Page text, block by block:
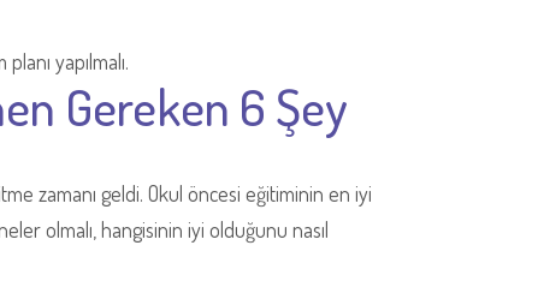
yapılmalı.
Gereken 6 Şey
zamanı geldi. Okul öncesi eğitiminin en iyi
olmalı, hangisinin iyi olduğunu nasıl